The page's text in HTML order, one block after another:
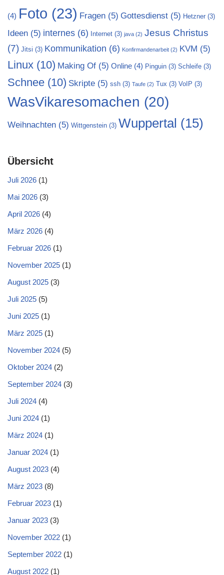
(4) Foto (23) Fragen (5) Gottesdienst (5) Hetzner (3)
Ideen (5) internes (6) Internet (3) java (2) Jesus Christus
(7) Jitsi (3) Kommunikation (6) Konfirmandenarbeit (2) KVM (5)
Linux (10) Making Of (5) Online (4) Pinguin (3) Schleife (3)
Schnee (10) Skripte (5) ssh (3) Taufe (2) Tux (3) VoIP (3)
WasVikaresomachen (20)
Weihnachten (5) Wittgenstein (3) Wuppertal (15)
Übersicht
Juli 2026 (1)
Mai 2026 (3)
April 2026 (4)
März 2026 (4)
Februar 2026 (1)
November 2025 (1)
August 2025 (3)
Juli 2025 (5)
Juni 2025 (1)
März 2025 (1)
November 2024 (5)
Oktober 2024 (2)
September 2024 (3)
Juli 2024 (4)
Juni 2024 (1)
März 2024 (1)
Januar 2024 (1)
August 2023 (4)
März 2023 (8)
Februar 2023 (1)
Januar 2023 (3)
November 2022 (1)
September 2022 (1)
August 2022 (1)